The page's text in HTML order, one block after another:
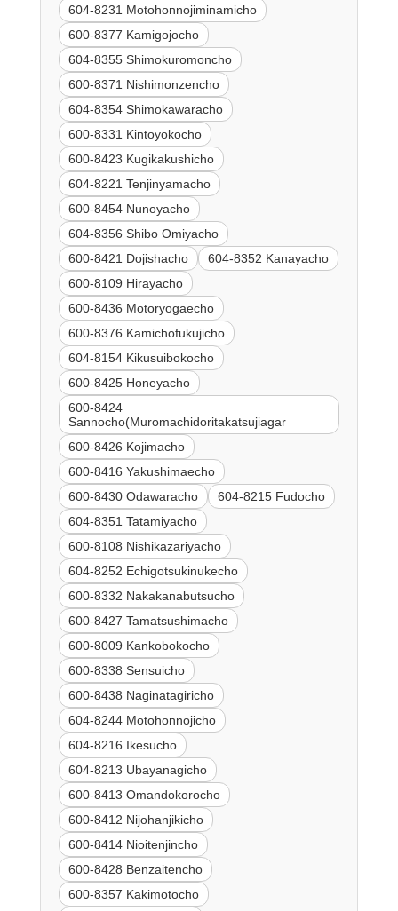
604-8231 Motohonnojiminamicho
600-8377 Kamigojocho
604-8355 Shimokuromoncho
600-8371 Nishimonzencho
604-8354 Shimokawaracho
600-8331 Kintoyokocho
600-8423 Kugikakushicho
604-8221 Tenjinyamacho
600-8454 Nunoyacho
604-8356 Shibo Omiyacho
600-8421 Dojishacho
604-8352 Kanayacho
600-8109 Hirayacho
600-8436 Motoryogaecho
600-8376 Kamichofukujicho
604-8154 Kikusuibokocho
600-8425 Honeyacho
600-8424
Sannocho(Muromachidoritakatsujiagar
600-8426 Kojimacho
600-8416 Yakushimaecho
600-8430 Odawaracho
604-8215 Fudocho
604-8351 Tatamiyacho
600-8108 Nishikazariyacho
604-8252 Echigotsukinukecho
600-8332 Nakakanabutsucho
600-8427 Tamatsushimacho
600-8009 Kankobokocho
600-8338 Sensuicho
600-8438 Naginatagiricho
604-8244 Motohonnojicho
604-8216 Ikesucho
604-8213 Ubayanagicho
600-8413 Omandokorocho
600-8412 Nijohanjikicho
600-8414 Nioitenjincho
600-8428 Benzaitencho
600-8357 Kakimotocho